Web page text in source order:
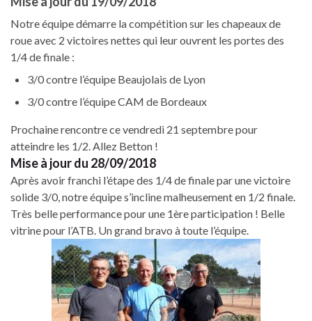
Notre équipe démarre la compétition sur les chapeaux de
roue avec 2 victoires nettes qui leur ouvrent les portes des
1/4 de finale :
3/0 contre l’équipe Beaujolais de Lyon
3/0 contre l’équipe CAM de Bordeaux
Prochaine rencontre ce vendredi 21 septembre pour
atteindre les 1/2. Allez Betton !
Mise à jour du 28/09/2018
Après avoir franchi l’étape des 1/4 de finale par une victoire
solide 3/0, notre équipe s’incline malheusement en 1/2 finale.
Très belle performance pour une 1ère participation ! Belle
vitrine pour l’ATB. Un grand bravo à toute l’équipe.